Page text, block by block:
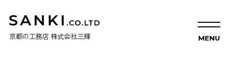
京都の工務店 株式会社三輝